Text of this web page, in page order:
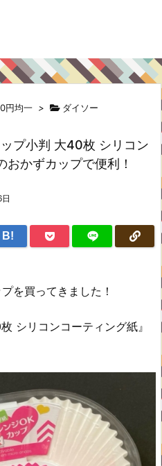
円均一 > ダイソー
プ小判 大40枚 シリコン
かずカップで便利！
B!
を買ってきました！
シリコンコーティング紙』